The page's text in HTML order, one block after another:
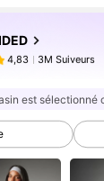
4,83
3M Suiveurs
b***0
est en train
3M Suiveurs
4,83
est sélectionné